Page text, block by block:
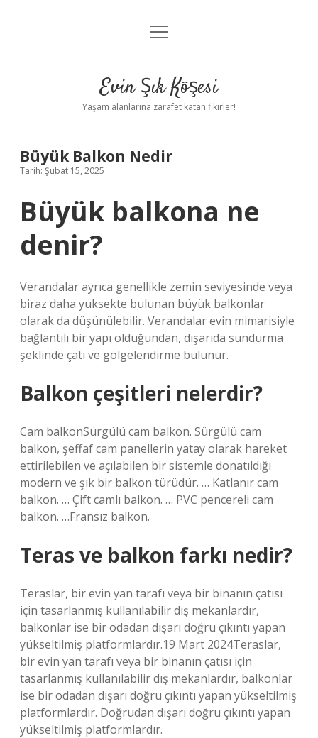
Anasayfa
Yasal Uyarı
menüyü
Evin Şık Köşesi
Yaşam alanlarına zarafet katan fikirler!
Büyük Balkon Nedir
Tarih: Şubat 15, 2025
Büyük balkona ne
denir?
Verandalar ayrıca genellikle zemin seviyesinde veya
biraz daha yüksekte bulunan büyük balkonlar
olarak da düşünülebilir. Verandalar evin mimarisiyle
bağlantılı bir yapı olduğundan, dışarıda sundurma
şeklinde çatı ve gölgelendirme bulunur.
Balkon çeşitleri nelerdir?
Cam balkonSürgülü cam balkon. Sürgülü cam
balkon, şeffaf cam panellerin yatay olarak hareket
ettirilebilen ve açılabilen bir sistemle donatıldığı
modern ve şık bir balkon türüdür. … Katlanır cam
balkon. … Çift camlı balkon. … PVC pencereli cam
balkon. …Fransız balkon.
Teras ve balkon farkı nedir?
Teraslar, bir evin yan tarafı veya bir binanın çatısı
için tasarlanmış kullanılabilir dış mekanlardır,
balkonlar ise bir odadan dışarı doğru çıkıntı yapan
yükseltilmiş platformlardır.19 Mart 2024Teraslar,
bir evin yan tarafı veya bir binanın çatısı için
tasarlanmış kullanılabilir dış mekanlardır, balkonlar
ise bir odadan dışarı doğru çıkıntı yapan yükseltilmiş
platformlardır. Doğrudan dışarı doğru çıkıntı yapan
yükseltilmiş platformlardır.